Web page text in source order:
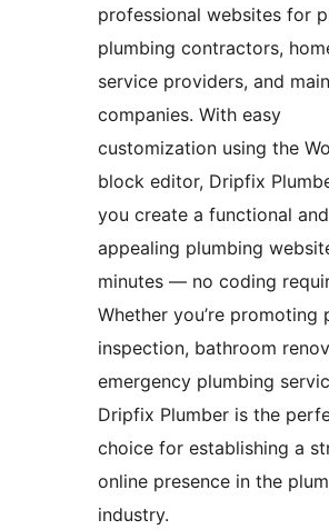
professional websites for
plumbing contractors,
service providers, and
companies. With easy
customization using the
block editor, Dripfix
you create a functional
appealing plumbing
minutes — no coding
Whether you’re promoting
inspection, bathroom
emergency plumbing
Dripfix Plumber is the
choice for establishing a
online presence in the
industry.